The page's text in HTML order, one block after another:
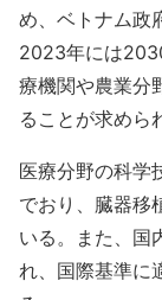
め、ベトナム政
2023年には
療機関や農業分
ることが求めら
医療分野の科学
でおり、臓器移
いる。また、国
れ、国際基準に